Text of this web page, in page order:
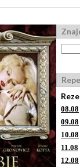
08.08
09.08
10.08
11.08
12.08